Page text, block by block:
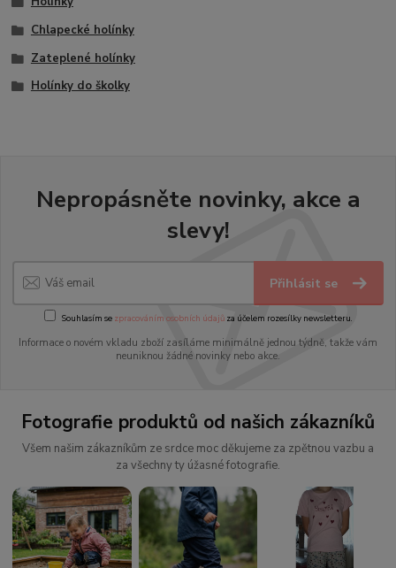
Chlapecké holínky
Zateplené holínky
Holínky do školky
Nepropásněte novinky, akce a
slevy!
Přihlásit se
Souhlasím se zpracováním osobních údajůza účelem rozesílky newsletteru.
Informace o novém vkladu zboží zasíláme minimálně jednou týdně, takže vám
neuniknou žádné novinky nebo akce.
Fotografie produktů od našich zákazníků
Všem našim zákazníkům ze srdce moc děkujeme za zpětnou vazbu a
za všechny ty úžasné fotografie.